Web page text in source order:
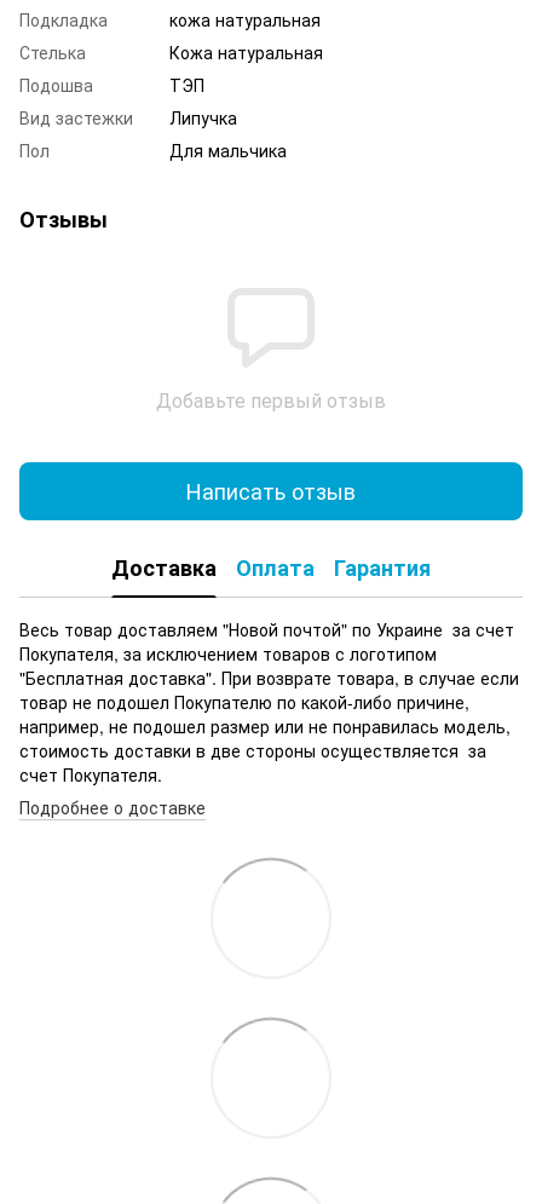
Подкладка
кожа натуральная
Стелька
Кожа натуральная
Подошва
ТЭП
Вид застежки
Липучка
Пол
Для мальчика
Отзывы
Добавьте первый отзыв
Написать отзыв
Доставка Оплата Гарантия
Весь товар доставляем "Новой почтой" по Украине за счет
Покупателя, за исключением товаров с логотипом
"Бесплатная доставка". При возврате товара, в случае если
товар не подошел Покупателю по какой-либо причине,
например, не подошел размер или не понравилась модель,
стоимость доставки в две стороны осуществляется за
счет Покупателя.
Подробнее о доставке